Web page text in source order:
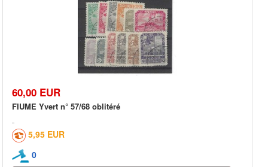
60,00 EUR
FIUME Yvert n° 57/68 oblitéré
5,95 EUR
0